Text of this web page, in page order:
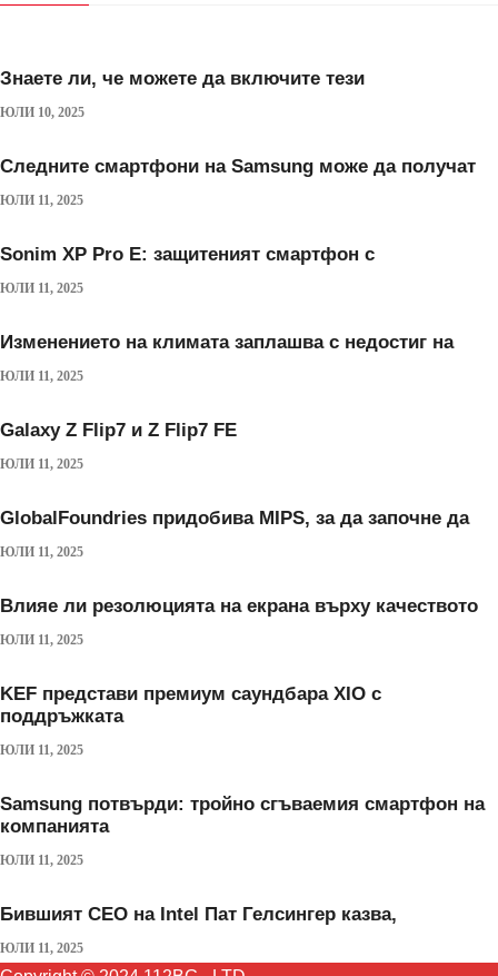
Знаете ли, че можете да включите тези
ЮЛИ 10, 2025
Следните смартфони на Samsung може да получат
ЮЛИ 11, 2025
Sonim XP Pro E: защитеният смартфон с
ЮЛИ 11, 2025
Изменението на климата заплашва с недостиг на
ЮЛИ 11, 2025
Galaxy Z Flip7 и Z Flip7 FE
ЮЛИ 11, 2025
GlobalFoundries придобива MIPS, за да започне да
ЮЛИ 11, 2025
Влияе ли резолюцията на екрана върху качеството
ЮЛИ 11, 2025
KEF представи премиум саундбара XIO с
поддръжката
ЮЛИ 11, 2025
Samsung потвърди: тройно сгъваемия смартфон на
компанията
ЮЛИ 11, 2025
Бившият CEO на Intel Пат Гелсингер казва,
ЮЛИ 11, 2025